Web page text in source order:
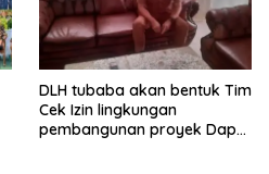
DLH tubaba akan bentuk Tim
Cek Izin lingkungan
pembangunan proyek Dapur